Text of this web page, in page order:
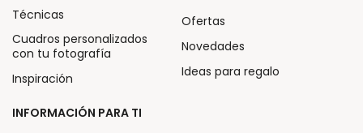
Técnicas
Cuadros personalizados
con tu fotografía
Inspiración
Ofertas
Novedades
Ideas para regalo
INFORMACIÓN PARA TI